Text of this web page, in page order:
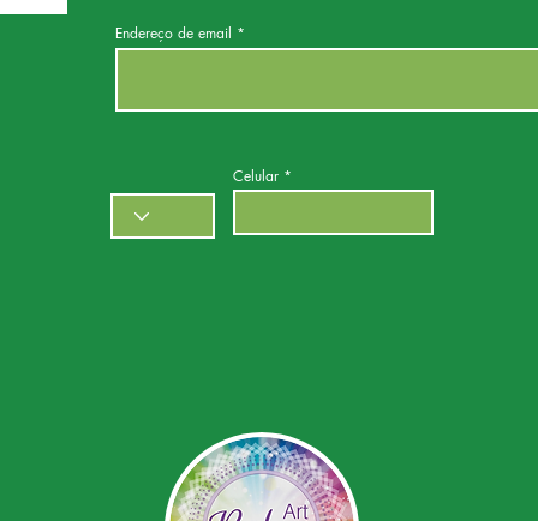
Endereço de email
Celular